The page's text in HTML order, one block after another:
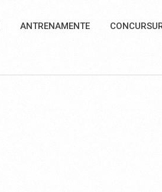
ANTRENAMENTE